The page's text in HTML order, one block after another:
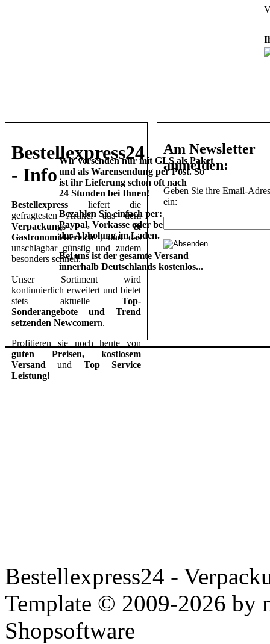
Wir versenden nur mit GLS als Paket
und als Warensendung per Post. So
ist ihr Lieferung schon oft nach
24 Stunden bei Ihnen!
Bezahlen Sie einfach per:
Paypal, Vorkasse oder bei
der Abholung im Laden.
Bei uns ist der gesamte Versand
innerhalb Deutschlands kostenlos...
Bestellexpress24
- Info
Bestellexpress liefert die
gefragtesten Artikel aus dem
Verpackungs- &
Gastronomiebereich, und das
unschlagbar günstig und zudem
besonders schnell.
Unser Sortiment wird
kontinuierlich erweitert und bietet
stets aktuelleTop-
Sonderangebote und Trend
setzenden Newcomern.
Profitieren sie noch heute von
guten Preisen, kostlosem
Versandund Top Service
Leistung!
Am Newsletter
anmelden:
Geben Sie ihre Email-
ein:
Bestellexpress24 -
Template © 2009-2026 by
Shopsoftware